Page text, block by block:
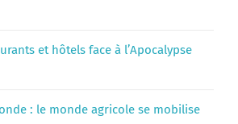
et hôtels face à l’Apocalypse
: le monde agricole se mobilise